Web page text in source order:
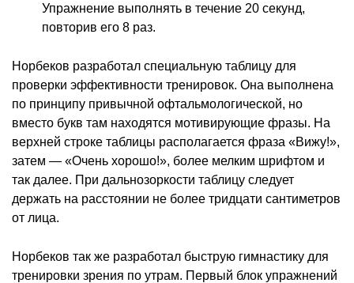
Упражнение выполнять в течение 20 секунд,
повторив его 8 раз.
Норбеков разработал специальную таблицу для
проверки эффективности тренировок. Она выполнена
по принципу привычной офтальмологической, но
вместо букв там находятся мотивирующие фразы. На
верхней строке таблицы располагается фраза «Вижу!»,
затем — «Очень хорошо!», более мелким шрифтом и
так далее. При дальнозоркости таблицу следует
держать на расстоянии не более тридцати сантиметров
от лица.
Норбеков так же разработал быструю гимнастику для
тренировки зрения по утрам. Первый блок упражнений